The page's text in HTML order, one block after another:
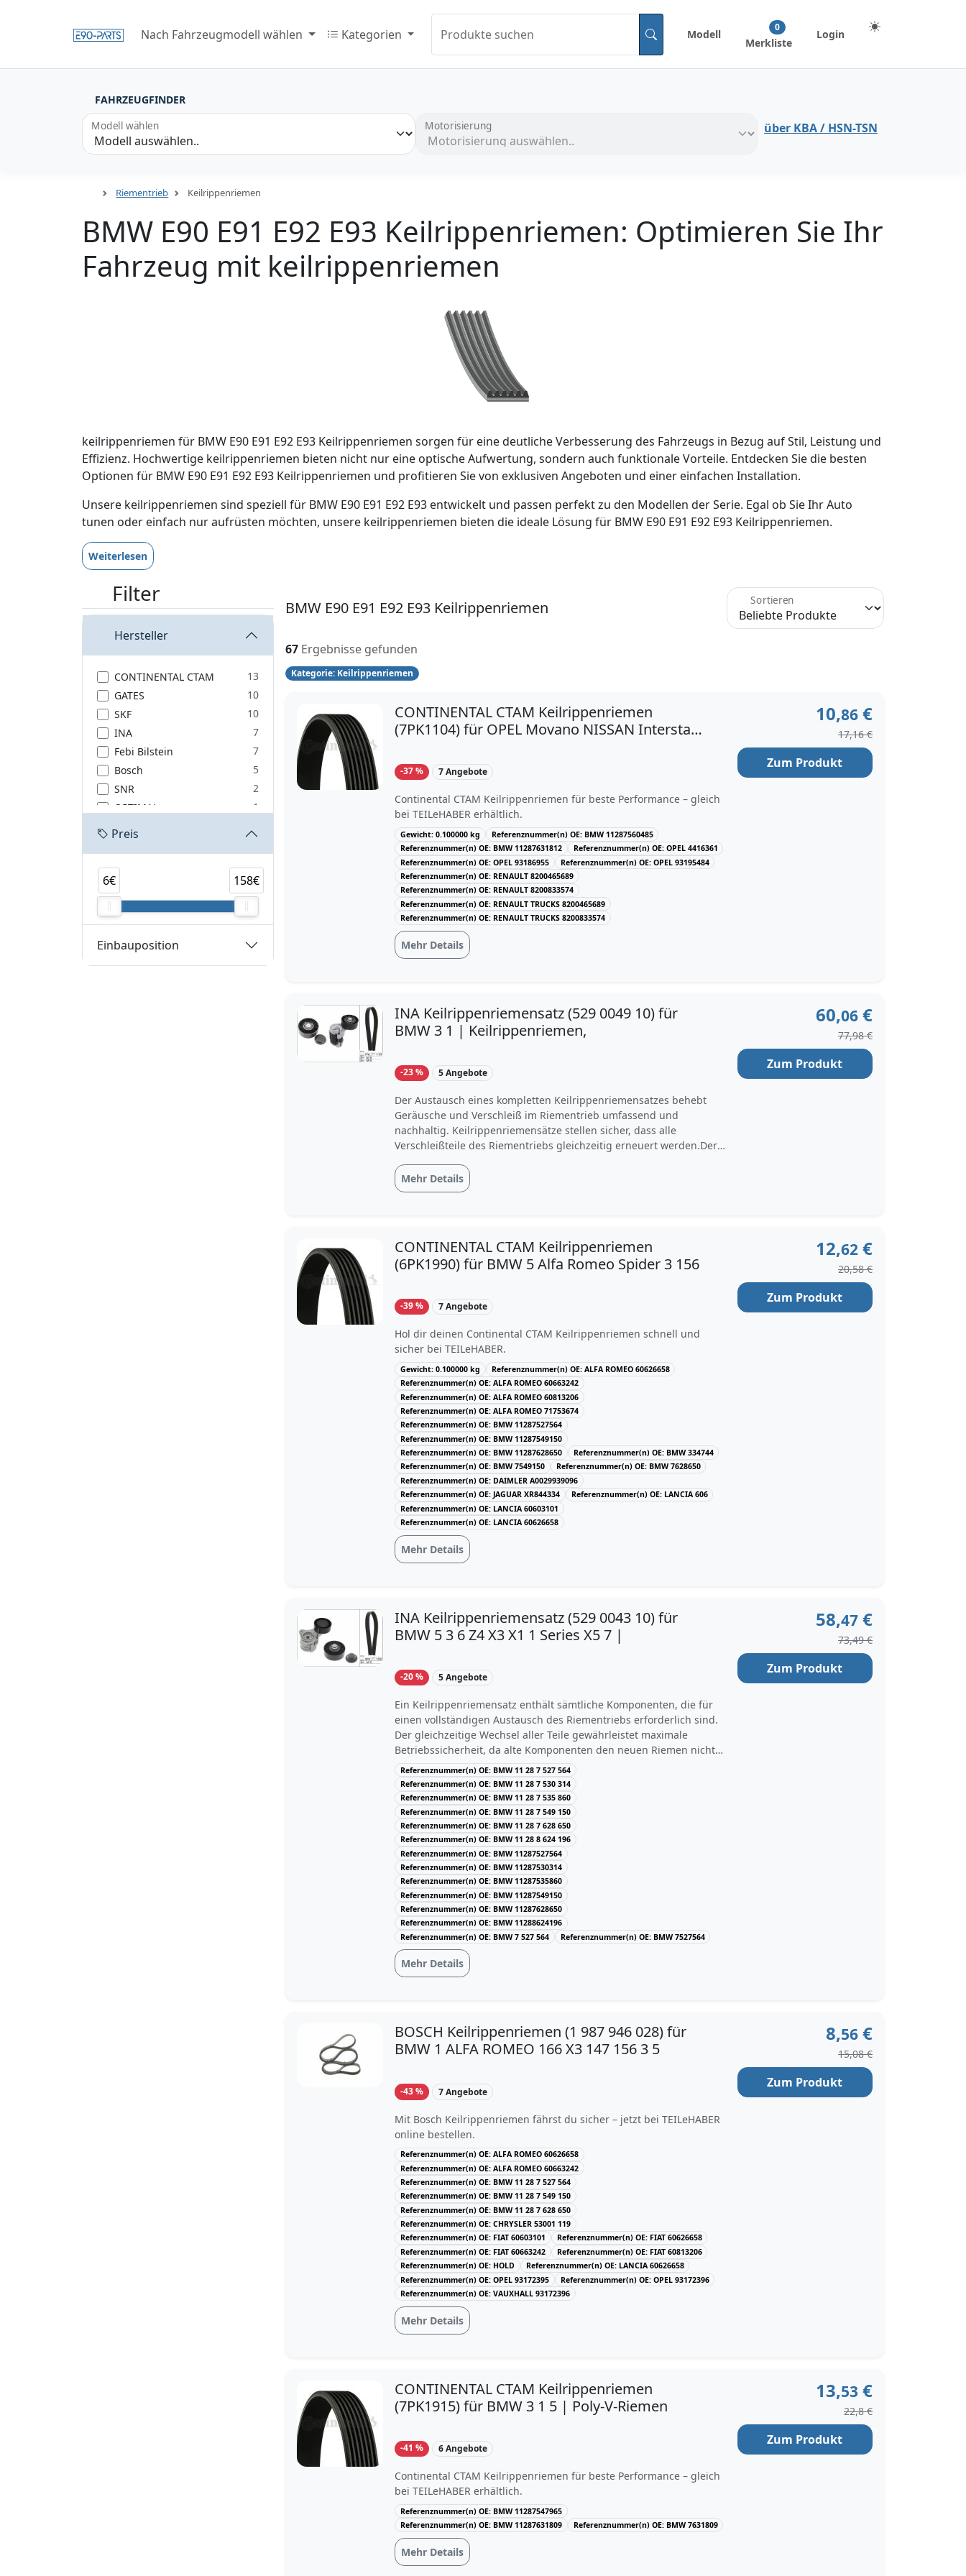
Modell
0
Merkliste
Login
Nach Fahrzeugmodell wählen Kategorien Produkte suchen
FAHRZEUGFINDER
Modell wählen Motorisierung über KBA / HSN-TSN
Riementrieb Keilrippenriemen
BMW E90 E91 E92 E93 Keilrippenriemen: Optimieren Sie Ihr
Fahrzeug mit keilrippenriemen
keilrippenriemen für BMW E90 E91 E92 E93 Keilrippenriemen sorgen für eine deutliche Verbesserung des Fahrzeugs in Bezug auf Stil, Leistung und
Effizienz. Hochwertige keilrippenriemen bieten nicht nur eine optische Aufwertung, sondern auch funktionale Vorteile. Entdecken Sie die besten
Optionen für BMW E90 E91 E92 E93 Keilrippenriemen und profitieren Sie von exklusiven Angeboten und einer einfachen Installation.
Unsere keilrippenriemen sind speziell für BMW E90 E91 E92 E93 entwickelt und passen perfekt zu den Modellen der Serie. Egal ob Sie Ihr Auto
tunen oder einfach nur aufrüsten möchten, unsere keilrippenriemen bieten die ideale Lösung für BMW E90 E91 E92 E93 Keilrippenriemen.
Weiterlesen
Filter
Hersteller
CONTINENTAL CTAM
13
GATES
10
SKF
10
INA
7
Febi Bilstein
7
Bosch
5
SNR
2
OPTIMAL
1
Preis
6€ 158€
Einbauposition
BMW E90 E91 E92 E93 Keilrippenriemen Sortieren
67 Ergebnisse gefunden
Kategorie: Keilrippenriemen
CONTINENTAL CTAM Keilrippenriemen
(7PK1104) für OPEL Movano NISSAN Interstar
-37 % 7 Angebote
Continental CTAM Keilrippenriemen für beste Performance – gleich
bei TEILeHABER erhältlich.
Gewicht: 0.100000 kg
Referenznummer(n) OE: BMW 11287560485
Referenznummer(n) OE: BMW 11287631812
Referenznummer(n) OE: OPEL 4416361
Referenznummer(n) OE: OPEL 93186955
Referenznummer(n) OE: OPEL 93195484
Referenznummer(n) OE: RENAULT 8200465689
Referenznummer(n) OE: RENAULT 8200833574
Referenznummer(n) OE: RENAULT TRUCKS 8200465689
Referenznummer(n) OE: RENAULT TRUCKS 8200833574
Mehr Details
10,86€
17,16 €
Zum Produkt
INA Keilrippenriemensatz (529 0049 10) für
BMW 3 1 | Keilrippenriemen,
-23 % 5 Angebote
Der Austausch eines kompletten Keilrippenriemensatzes behebt
Geräusche und Verschleiß im Riementrieb umfassend und
nachhaltig. Keilrippenriemensätze stellen sicher, dass alle
Verschleißteile des Riementriebs gleichzeitig erneuert werden.Der
und eine Rippenanzahl von 7. Dieses Produkt ist unter anderem
kompatibel mit BMW 3 Coupe, BMW 3, BMW 3 Touring, BMW 1
Mehr Details
60,06€
77,98 €
Zum Produkt
CONTINENTAL CTAM Keilrippenriemen
(6PK1990) für BMW 5 Alfa Romeo Spider 3 156
-39 % 7 Angebote
Hol dir deinen Continental CTAM Keilrippenriemen schnell und
sicher bei TEILeHABER.
Gewicht: 0.100000 kg
Referenznummer(n) OE: ALFA ROMEO 60626658
Referenznummer(n) OE: ALFA ROMEO 60663242
Referenznummer(n) OE: ALFA ROMEO 60813206
Referenznummer(n) OE: ALFA ROMEO 71753674
Referenznummer(n) OE: BMW 11287527564
Referenznummer(n) OE: BMW 11287549150
Referenznummer(n) OE: BMW 11287628650
Referenznummer(n) OE: BMW 334744
Referenznummer(n) OE: BMW 7549150
Referenznummer(n) OE: BMW 7628650
Referenznummer(n) OE: DAIMLER A0029939096
Referenznummer(n) OE: JAGUAR XR844334
Referenznummer(n) OE: LANCIA 606
Referenznummer(n) OE: LANCIA 60603101
Referenznummer(n) OE: LANCIA 60626658
Mehr Details
12,62€
20,58 €
Zum Produkt
INA Keilrippenriemensatz (529 0043 10) für
BMW 5 3 6 Z4 X3 X1 1 Series X5 7 |
-20 % 5 Angebote
Ein Keilrippenriemensatz enthält sämtliche Komponenten, die für
einen vollständigen Austausch des Riementriebs erforderlich sind.
Der gleichzeitige Wechsel aller Teile gewährleistet maximale
Betriebssicherheit, da alte Komponenten den neuen Riemen nicht
beschädigen können.Der Keilrippenriemensatz INA 529 0043 10 hat
eine Rippenanzahl von 6. Dieses Produkt ist unter anderem
kompatibel mit BMW Z4 Coupe, BMW 3 Cabriolet, BMW 1 Coupe,
BMW 3 Touring und BMW X1. Kaufen Sie den Keilrippenriemensatz
INA 529 0043 10 direkt bei Motointegrator.
Referenznummer(n) OE: BMW 11 28 7 527 564
Referenznummer(n) OE: BMW 11 28 7 530 314
Referenznummer(n) OE: BMW 11 28 7 535 860
Referenznummer(n) OE: BMW 11 28 7 549 150
Referenznummer(n) OE: BMW 11 28 7 628 650
Referenznummer(n) OE: BMW 11 28 8 624 196
Referenznummer(n) OE: BMW 11287527564
Referenznummer(n) OE: BMW 11287530314
Referenznummer(n) OE: BMW 11287535860
Referenznummer(n) OE: BMW 11287549150
Referenznummer(n) OE: BMW 11287628650
Referenznummer(n) OE: BMW 11288624196
Referenznummer(n) OE: BMW 7 527 564
Referenznummer(n) OE: BMW 7527564
Mehr Details
58,47€
73,49 €
Zum Produkt
BOSCH Keilrippenriemen (1 987 946 028) für
BMW 1 ALFA ROMEO 166 X3 147 156 3 5
-43 % 7 Angebote
Mit Bosch Keilrippenriemen fährst du sicher – jetzt bei TEILeHABER
online bestellen.
Referenznummer(n) OE: ALFA ROMEO 60626658
Referenznummer(n) OE: ALFA ROMEO 60663242
Referenznummer(n) OE: BMW 11 28 7 527 564
Referenznummer(n) OE: BMW 11 28 7 549 150
Referenznummer(n) OE: BMW 11 28 7 628 650
Referenznummer(n) OE: CHRYSLER 53001 119
Referenznummer(n) OE: FIAT 60603101
Referenznummer(n) OE: FIAT 60626658
Referenznummer(n) OE: FIAT 60663242
Referenznummer(n) OE: FIAT 60813206
Referenznummer(n) OE: HOLD
Referenznummer(n) OE: LANCIA 60626658
Referenznummer(n) OE: OPEL 93172395
Referenznummer(n) OE: OPEL 93172396
Referenznummer(n) OE: VAUXHALL 93172396
Mehr Details
8,56€
15,08 €
Zum Produkt
CONTINENTAL CTAM Keilrippenriemen
(7PK1915) für BMW 3 1 5 | Poly-V-Riemen
-41 % 6 Angebote
Continental CTAM Keilrippenriemen für beste Performance – gleich
bei TEILeHABER erhältlich.
Referenznummer(n) OE: BMW 11287547965
Referenznummer(n) OE: BMW 11287631809
Referenznummer(n) OE: BMW 7631809
Mehr Details
13,53€
22,8 €
Zum Produkt